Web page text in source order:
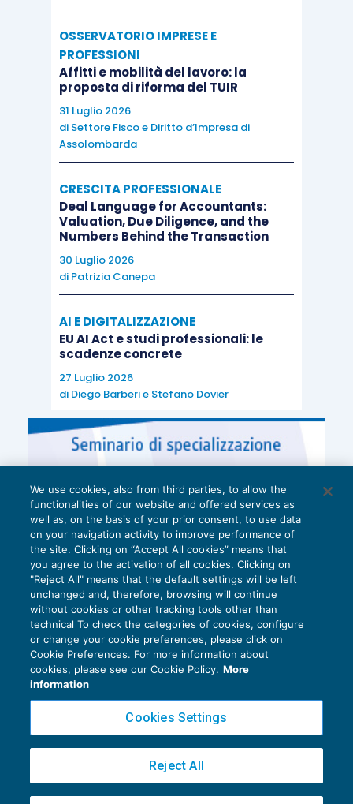
OSSERVATORIO IMPRESE E
PROFESSIONI
Affitti e mobilità del lavoro: la
proposta di riforma del TUIR
31 Luglio 2026
di Settore Fisco e Diritto d’Impresa di
Assolombarda
CRESCITA PROFESSIONALE
Deal Language for Accountants:
Valuation, Due Diligence, and the
Numbers Behind the Transaction
30 Luglio 2026
di Patrizia Canepa
AI E DIGITALIZZAZIONE
EU AI Act e studi professionali: le
scadenze concrete
27 Luglio 2026
di Diego Barberie Stefano Dovier
Privacy Policy
Cookie Policy
Copyright 2016 ©Gruppo Euroconference S.p.A.v2.32.2
Piazza Luigi Einaudi, 10N01 - 20124 Milano - info@ecnews.it
We use cookies, also from third parties, to allow the
functionalities of our website and offered services as
well as, on the basis of your prior consent, to use data
on your navigation activity to improve performance of
the site. Clicking on “Accept All cookies” means that
you agree to the activation of all cookies. Clicking on
"Reject All" means that the default settings will be left
unchanged and, therefore, browsing will continue
without cookies or other tracking tools other than
technical To check the categories of cookies, configure
or change your cookie preferences, please click on
Cookie Preferences. For more information about
cookies, please see our Cookie Policy. More
information
Cookies Settings
Reject All